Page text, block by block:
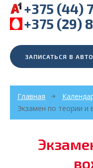
+375 (44)
+375 (29)
ЗАПИСАТЬСЯ В
Главная
Экзамен по теории и